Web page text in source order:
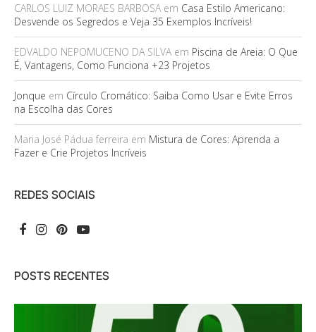
CARLOS LUIZ MORAES BARBOSA em Casa Estilo Americano:
Desvende os Segredos e Veja 35 Exemplos Incríveis!
EDVALDO NEPOMUCENO DA SILVA em Piscina de Areia: O Que
É, Vantagens, Como Funciona +23 Projetos
Jonque em Círculo Cromático: Saiba Como Usar e Evite Erros
na Escolha das Cores
Maria José Pádua ferreira em Mistura de Cores: Aprenda a
Fazer e Crie Projetos Incríveis
REDES SOCIAIS
POSTS RECENTES